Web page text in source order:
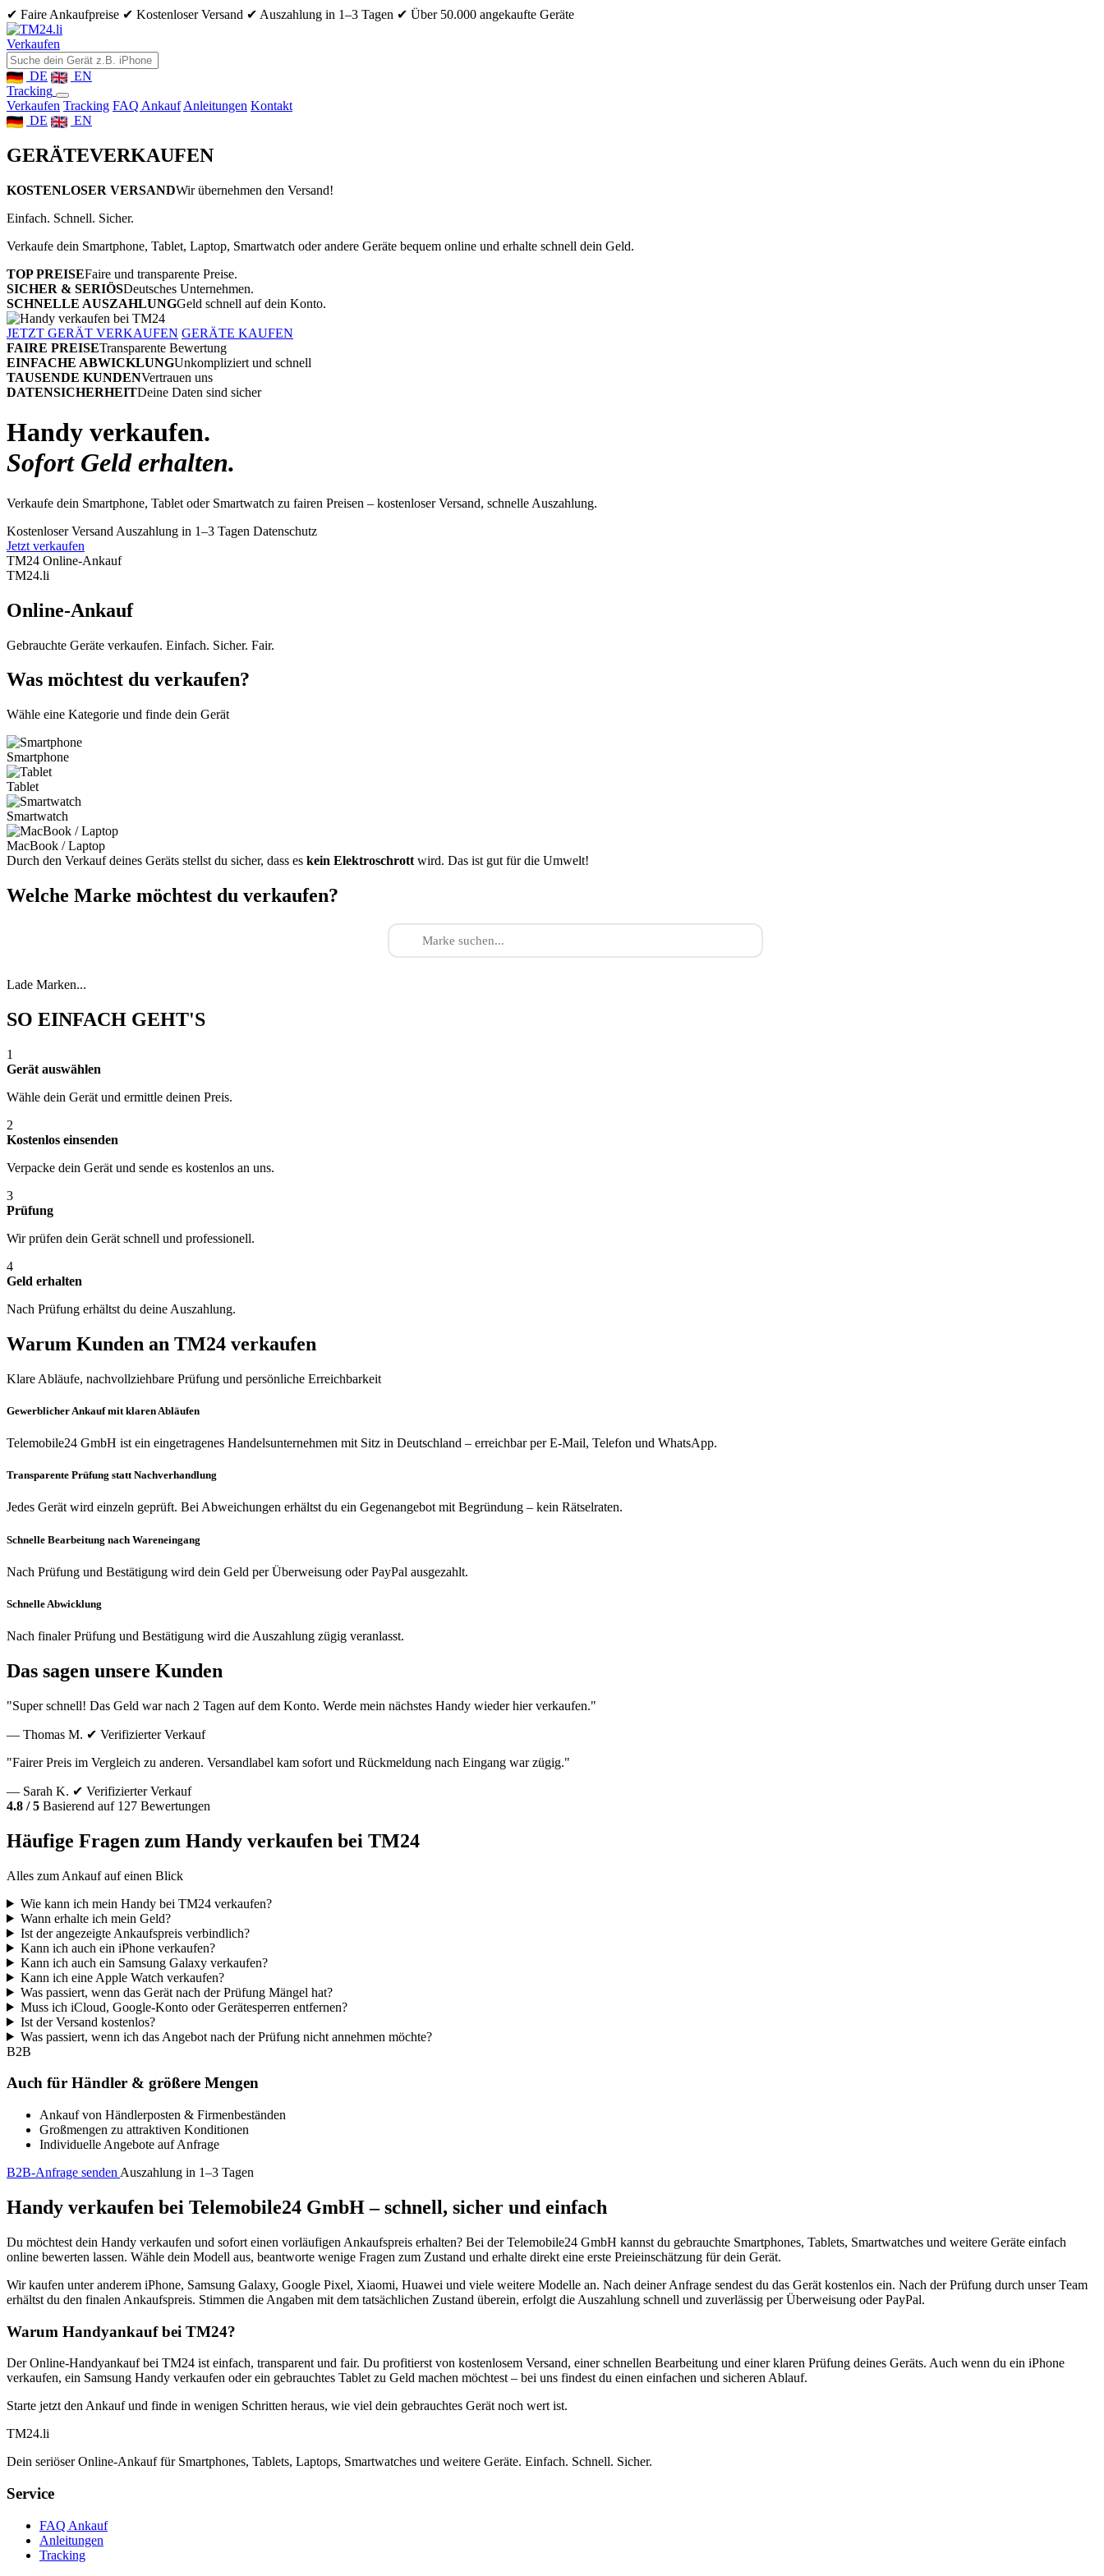
✔ Faire Ankaufpreise ✔ Kostenloser Versand ✔ Auszahlung in 1–3 Tagen ✔ Über 50.000 angekaufte Geräte
Verkaufen
DE
EN
Tracking
Verkaufen Tracking FAQ Ankauf Anleitungen Kontakt
DE
EN
GERÄTEVERKAUFEN
KOSTENLOSER VERSANDWir übernehmen den Versand!
Einfach. Schnell. Sicher.
Verkaufe dein Smartphone, Tablet, Laptop, Smartwatch oder andere Geräte bequem online und erhalte schnell dein Geld.
TOP PREISEFaire und transparente Preise.
SICHER & SERIÖSDeutsches Unternehmen.
SCHNELLE AUSZAHLUNGGeld schnell auf dein Konto.
JETZT GERÄT VERKAUFEN GERÄTE KAUFEN
FAIRE PREISETransparente Bewertung
EINFACHE ABWICKLUNGUnkompliziert und schnell
TAUSENDE KUNDENVertrauen uns
DATENSICHERHEITDeine Daten sind sicher
Handy verkaufen.
Sofort Geld erhalten.
Verkaufe dein Smartphone, Tablet oder Smartwatch zu fairen Preisen – kostenloser Versand, schnelle Auszahlung.
Kostenloser Versand Auszahlung in 1–3 Tagen Datenschutz
Jetzt verkaufen
TM24 Online-Ankauf
TM24.li
Online-Ankauf
Gebrauchte Geräte verkaufen. Einfach. Sicher. Fair.
Was möchtest du verkaufen?
Wähle eine Kategorie und finde dein Gerät
Smartphone
Tablet
Smartwatch
MacBook / Laptop
Durch den Verkauf deines Geräts stellst du sicher, dass es kein Elektroschrott wird. Das ist gut für die Umwelt!
Welche Marke möchtest du verkaufen?
Lade Marken...
SO EINFACH GEHT'S
1
Gerät auswählen
Wähle dein Gerät und ermittle deinen Preis.
2
Kostenlos einsenden
Verpacke dein Gerät und sende es kostenlos an uns.
3
Prüfung
Wir prüfen dein Gerät schnell und professionell.
4
Geld erhalten
Nach Prüfung erhältst du deine Auszahlung.
Warum Kunden an TM24 verkaufen
Klare Abläufe, nachvollziehbare Prüfung und persönliche Erreichbarkeit
Gewerblicher Ankauf mit klaren Abläufen
Telemobile24 GmbH ist ein eingetragenes Handelsunternehmen mit Sitz in Deutschland – erreichbar per E-Mail, Telefon und WhatsApp.
Transparente Prüfung statt Nachverhandlung
Jedes Gerät wird einzeln geprüft. Bei Abweichungen erhältst du ein Gegenangebot mit Begründung – kein Rätselraten.
Schnelle Bearbeitung nach Wareneingang
Nach Prüfung und Bestätigung wird dein Geld per Überweisung oder PayPal ausgezahlt.
Schnelle Abwicklung
Nach finaler Prüfung und Bestätigung wird die Auszahlung zügig veranlasst.
Das sagen unsere Kunden
"Super schnell! Das Geld war nach 2 Tagen auf dem Konto. Werde mein nächstes Handy wieder hier verkaufen."
— Thomas M. ✔ Verifizierter Verkauf
"Fairer Preis im Vergleich zu anderen. Versandlabel kam sofort und Rückmeldung nach Eingang war zügig."
— Sarah K. ✔ Verifizierter Verkauf
4.8 / 5 Basierend auf 127 Bewertungen
Häufige Fragen zum Handy verkaufen bei TM24
Alles zum Ankauf auf einen Blick
Wie kann ich mein Handy bei TM24 verkaufen?
Wann erhalte ich mein Geld?
Ist der angezeigte Ankaufspreis verbindlich?
Kann ich auch ein iPhone verkaufen?
Kann ich auch ein Samsung Galaxy verkaufen?
Kann ich eine Apple Watch verkaufen?
Was passiert, wenn das Gerät nach der Prüfung Mängel hat?
Muss ich iCloud, Google-Konto oder Gerätesperren entfernen?
Ist der Versand kostenlos?
Was passiert, wenn ich das Angebot nach der Prüfung nicht annehmen möchte?
B2B
Auch für Händler & größere Mengen
Ankauf von Händlerposten & Firmenbeständen
Großmengen zu attraktiven Konditionen
Individuelle Angebote auf Anfrage
B2B-Anfrage senden Auszahlung in 1–3 Tagen
Handy verkaufen bei Telemobile24 GmbH – schnell, sicher und einfach
Du möchtest dein Handy verkaufen und sofort einen vorläufigen Ankaufspreis erhalten? Bei der Telemobile24 GmbH kannst du gebrauchte Smartphones, Tablets, Smartwatches und weitere Geräte einfach
online bewerten lassen. Wähle dein Modell aus, beantworte wenige Fragen zum Zustand und erhalte direkt eine erste Preieinschätzung für dein Gerät.
Wir kaufen unter anderem iPhone, Samsung Galaxy, Google Pixel, Xiaomi, Huawei und viele weitere Modelle an. Nach deiner Anfrage sendest du das Gerät kostenlos ein. Nach der Prüfung durch unser Team
erhältst du den finalen Ankaufspreis. Stimmen die Angaben mit dem tatsächlichen Zustand überein, erfolgt die Auszahlung schnell und zuverlässig per Überweisung oder PayPal.
Warum Handyankauf bei TM24?
Der Online-Handyankauf bei TM24 ist einfach, transparent und fair. Du profitierst von kostenlosem Versand, einer schnellen Bearbeitung und einer klaren Prüfung deines Geräts. Auch wenn du ein iPhone
verkaufen, ein Samsung Handy verkaufen oder ein gebrauchtes Tablet zu Geld machen möchtest – bei uns findest du einen einfachen und sicheren Ablauf.
Starte jetzt den Ankauf und finde in wenigen Schritten heraus, wie viel dein gebrauchtes Gerät noch wert ist.
TM24.li
Dein seriöser Online-Ankauf für Smartphones, Tablets, Laptops, Smartwatches und weitere Geräte. Einfach. Schnell. Sicher.
Service
FAQ Ankauf
Anleitungen
Tracking